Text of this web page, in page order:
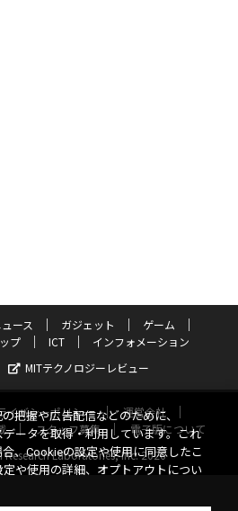
ース ガジェット
ゲーム
プ ICT
インフォメーション
MITテクノロジーレビュー
イバシーポリシー
運営会社
スタッフ募集
電子版について
Research Laboratories, Inc. 2026
把握や広告配信などのために、
ータを取得・利用しています。これ
、Cookieの設定や使用に同意したこ
や使用の詳細、オプトアウトについ